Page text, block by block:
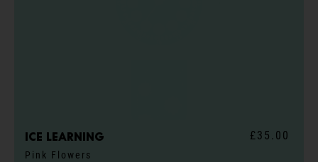
ICE learning
Pink Flowers
£35.00